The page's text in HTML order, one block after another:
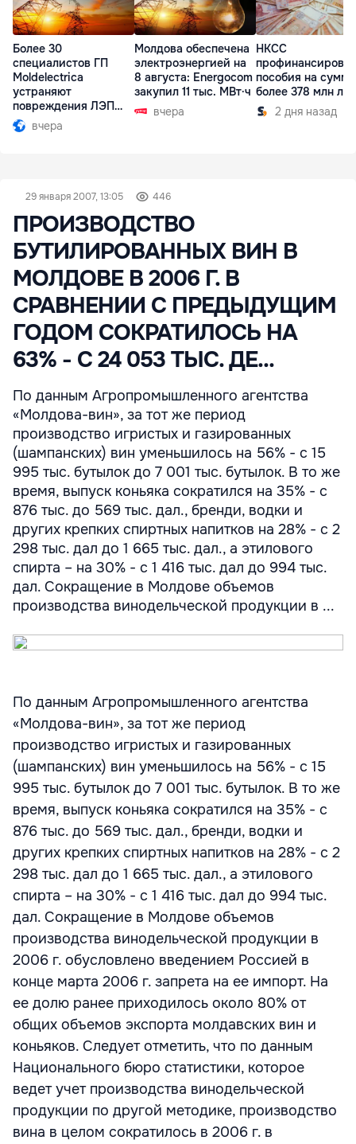
Более 30
специалистов ГП
Moldelectrica
устраняют
повреждения ЛЭП
Бельцы-Днестровск
вчера
Молдова обеспечена
электроэнергией на
8 августа: Energocom
закупил 11 тыс. МВт·ч
вчера
НКСС
пособия на сумму
более 378 млн
2 дня назад
29 января 2007, 13:05 446
ПРОИЗВОДСТВО
БУТИЛИРОВАННЫХ ВИН В
МОЛДОВЕ В 2006 Г. В
СРАВНЕНИИ С ПРЕДЫДУЩИМ
ГОДОМ СОКРАТИЛОСЬ НА
63% - С 24 053 ТЫС. ДЕ...
По данным Агропромышленного агентства
«Молдова-вин», за тот же период
производство игристых и газированных
(шампанских) вин уменьшилось на 56% - с 15
995 тыс. бутылок до 7 001 тыс. бутылок. В то же
время, выпуск коньяка сократился на 35% - с
876 тыс. до 569 тыс. дал., бренди, водки и
других крепких спиртных напитков на 28% - с 2
298 тыс. дал до 1 665 тыс. дал., а этилового
спирта – на 30% - с 1 416 тыс. дал до 994 тыс.
дал. Сокращение в Молдове объемов
производства винодельческой продукции в ...
По данным Агропромышленного агентства
«Молдова-вин», за тот же период
производство игристых и газированных
(шампанских) вин уменьшилось на 56% - с 15
995 тыс. бутылок до 7 001 тыс. бутылок. В то же
время, выпуск коньяка сократился на 35% - с
876 тыс. до 569 тыс. дал., бренди, водки и
других крепких спиртных напитков на 28% - с 2
298 тыс. дал до 1 665 тыс. дал., а этилового
спирта – на 30% - с 1 416 тыс. дал до 994 тыс.
дал. Сокращение в Молдове объемов
производства винодельческой продукции в
2006 г. обусловлено введением Россией в
конце марта 2006 г. запрета на ее импорт. На
ее долю ранее приходилось около 80% от
общих объемов экспорта молдавских вин и
коньяков. Следует отметить, что по данным
Национального бюро статистики, которое
ведет учет производства винодельческой
продукции по другой методике, производство
вина в целом сократилось в 2006 г. в